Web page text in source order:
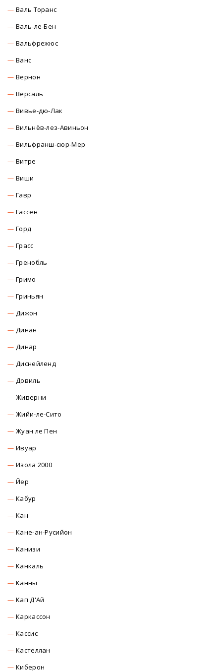
Валь Торанс
Валь-ле-Бен
Вальфрежюс
Ванс
Вернон
Версаль
Вивье-дю-Лак
Вильнёв-лез-Авиньон
Вильфранш-сюр-Мер
Витре
Виши
Гавр
Гассен
Горд
Грасс
Гренобль
Гримо
Гриньян
Дижон
Динан
Динар
Диснейленд
Довиль
Живерни
Жийи-ле-Сито
Жуан ле Пен
Ивуар
Изола 2000
Йер
Кабур
Кан
Кане-ан-Русийон
Канизи
Канкаль
Канны
Кап Д'Ай
Каркасcон
Касcиc
Кастеллан
Киберон